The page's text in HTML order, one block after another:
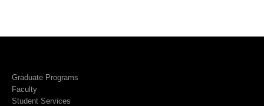
Graduate Programs
Faculty
Student Services